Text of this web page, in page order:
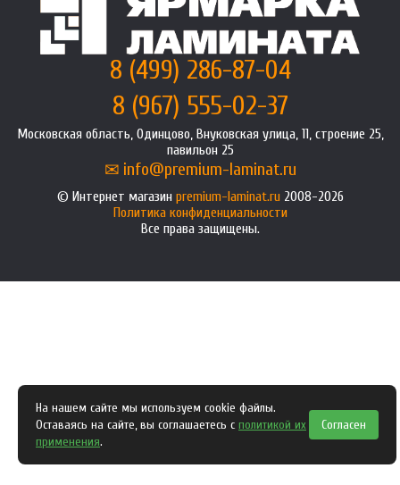
8 (499) 286-87-04
8 (967) 555-02-37
Московская область, Одинцово, Внуковская улица, 11, строение 25,
павильон 25
info@premium-laminat.ru
Интернет магазин premium-laminat.ru2008-2026
Политика конфиденциальности
Все права защищены.
На нашем сайте мы используем cookie файлы.
Оставаясь на сайте, вы соглашаетесь с политикой их
применения.
Согласен